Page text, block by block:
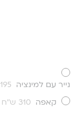
נייר עם למינציה 195 ש''ח למ''ר
קאפה 310 ש''ח למ''ר